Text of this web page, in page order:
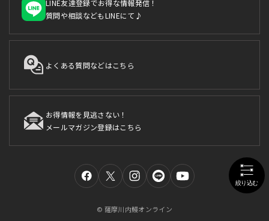
LINE友達登録でお得な情報発信！
質問や相談などもLINEにて♪
よくある質問などはこちら
お得情報を見逃さない！
メールマガジン登録はこちら
© 薩摩川内鰻オンライン